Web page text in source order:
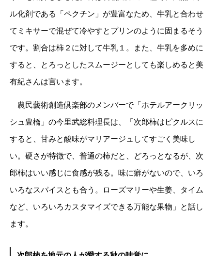
ル化剤である「ペクチン」が豊富なため、牛乳と合わせ
てミキサーで混ぜて冷やすとプリンのように固まるそう
です。割合は柿２に対して牛乳１。また、牛乳を多めに
すると、とろっとしたスムージーとしても楽しめると美
有紀さんは言います。
農民藝術創造倶楽部のメンバーで「ホテルアークリッ
シュ豊橋」の今里武総料理長は、「次郎柿はピクルスに
すると、甘みと酸味がマリアージュしてすごく美味し
い。硬さが特徴で、普通の柿だと、どろっとなるが、次
郎柿はいい感じに食感が残る。味に癖がないので、いろ
いろなスパイスとも合う。ローズマリーや生姜、タイム
など、いろいろカスタマイズできる万能な果物」と話し
ます。